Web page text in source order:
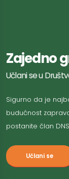
Zajedno
Učlani se u
Sigurno da je
budućnost
postanite član
Učlani se